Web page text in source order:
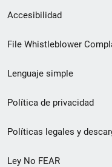
Menú
de
de
pie
de
página
Accesibilidad
File Whistleblower
Lenguaje simple
Política de privacidad
Políticas legales y
Ley No FEAR